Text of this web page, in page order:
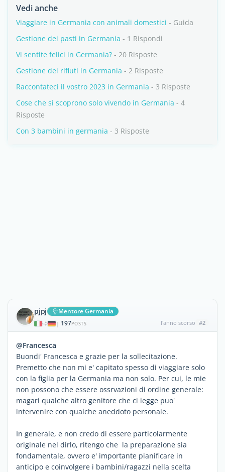
Vedi anche
Viaggiare in Germania con animali domestici - Guida
Gestione dei pasti in Germania - 1 Rispondi
Vi sentite felici in Germania? - 20 Risposte
Gestione dei rifiuti in Germania - 2 Risposte
Raccontateci il vostro 2023 in Germania - 3 Risposte
Cose che si scoprono solo vivendo in Germania - 4
Risposte
Con 3 bambini in germania - 3 Risposte
pjpj Mentore Germania
| 197POSTS l'anno scorso #2
@Francesca
Buondi' Francesca e grazie per la sollecitazione.
Premetto che non mi e' capitato spesso di viaggiare solo
con la figlia per la Germania ma non solo. Per cui, le mie
non possono che essere ossrvazioni di ordine generale:
magari qualche altro genitore che ci legge puo'
intervenire con qualche aneddoto personale.
In generale, e non credo di essere particolarmente
originale nel dirlo, ritengo che la preparazione sia
fondamentale, ovvero e' importante pianificare in
anticipo e coinvolgere i bambini/ragazzi nella scelta